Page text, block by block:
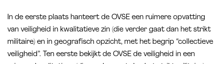
In de eerste plaats hanteert de OVSE een ruimere opvatting
van veiligheid in kwalitatieve zin (die verder gaat dan het strikt
militaire) en in geografisch opzicht, met het begrip “collectieve
veiligheid”. Ten eerste bekijkt de OVSE de veiligheid in een